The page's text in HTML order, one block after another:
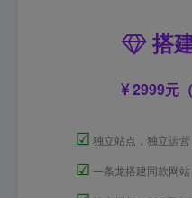
搭
2999元
☑ 独立站点，独立运营
☑ 一条龙搭建同款网站